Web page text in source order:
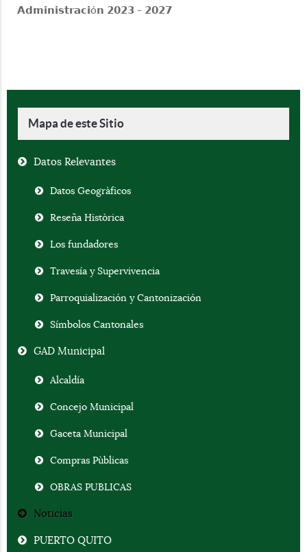
𝗔𝗱𝗺𝗶𝗻𝗶𝘀𝘁𝗿𝗮𝗰𝗶ó𝗻 𝟮𝟬𝟮𝟯 - 𝟮𝟬𝟮𝟳
Mapa de este Sitio
Datos Relevantes
Datos Geogràficos
Reseña Històrica
Los fundadores
Travesía y Supervivencia
Parroquialización y Cantonización
Símbolos Cantonales
GAD Municipal
Alcaldía
Concejo Municipal
Gaceta Municipal
Compras Pùblicas
OBRAS PUBLICAS
Noticias
PUERTO QUITO